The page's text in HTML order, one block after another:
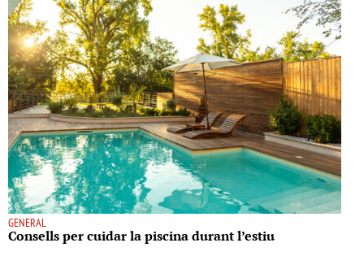
GENERAL
Consells per cuidar la piscina durant l’estiu